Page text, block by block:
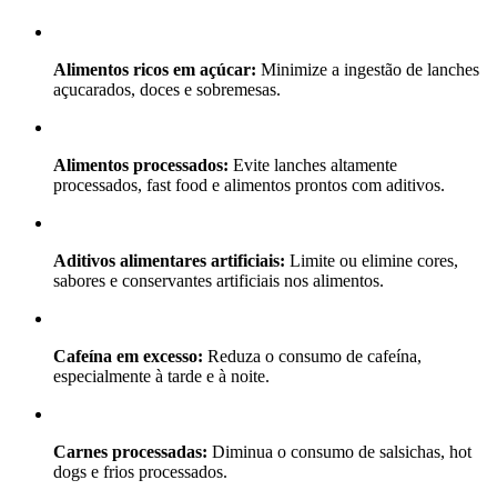
Alimentos ricos em açúcar: Minimize a ingestão de lanches
açucarados, doces e sobremesas.
Alimentos processados: Evite lanches altamente
processados, fast food e alimentos prontos com aditivos.
Aditivos alimentares artificiais: Limite ou elimine cores,
sabores e conservantes artificiais nos alimentos.
Cafeína em excesso: Reduza o consumo de cafeína,
especialmente à tarde e à noite.
Carnes processadas: Diminua o consumo de salsichas, hot
dogs e frios processados.